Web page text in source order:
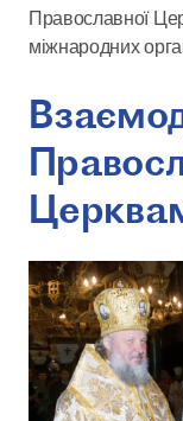
Православної
міжнародних